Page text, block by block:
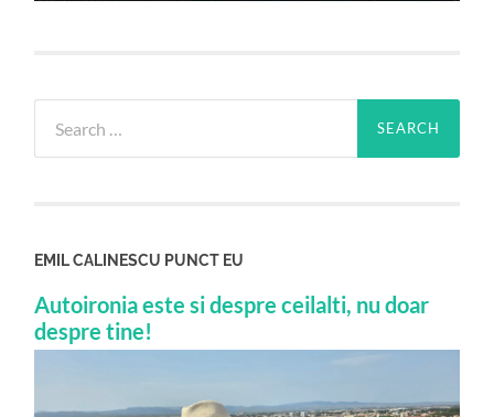
for:
EMIL CALINESCU PUNCT EU
Autoironia este si despre ceilalti, nu doar
despre tine!